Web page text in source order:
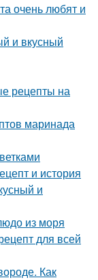
очень любят и
и вкусный
рецепты на
маринада
и история
и
из моря
для всей
Как